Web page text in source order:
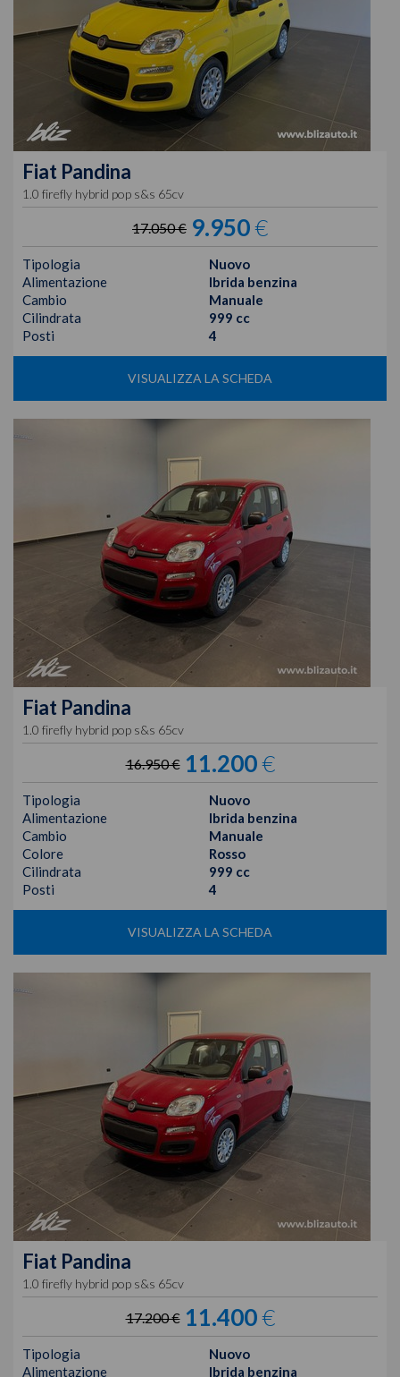
Fiat Pandina
1.0 firefly hybrid pop s&s 65cv
17.050 € 9.950€
Tipologia
Nuovo
Alimentazione
Ibrida benzina
Cambio
Manuale
Cilindrata
999 cc
Posti
4
VISUALIZZA LA SCHEDA
Fiat Pandina
1.0 firefly hybrid pop s&s 65cv
16.950 € 11.200€
Tipologia
Nuovo
Alimentazione
Ibrida benzina
Cambio
Manuale
Colore
Rosso
Cilindrata
999 cc
Posti
4
VISUALIZZA LA SCHEDA
Fiat Pandina
1.0 firefly hybrid pop s&s 65cv
17.200 € 11.400€
Tipologia
Nuovo
Alimentazione
Ibrida benzina